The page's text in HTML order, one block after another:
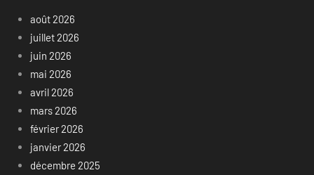
août 2026
juillet 2026
juin 2026
mai 2026
avril 2026
mars 2026
février 2026
janvier 2026
décembre 2025